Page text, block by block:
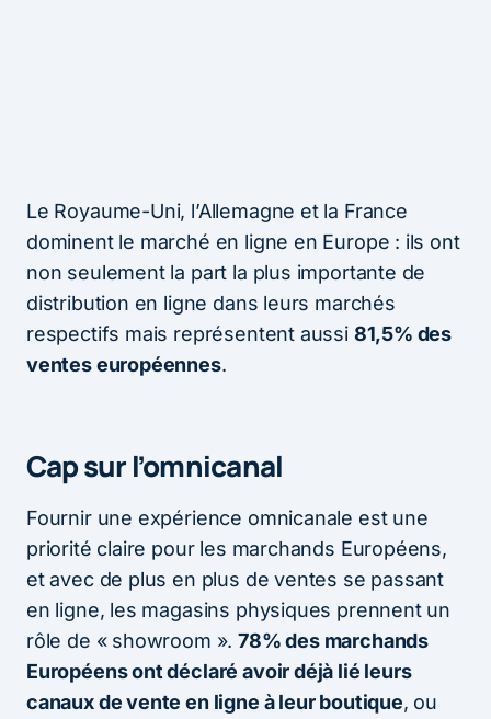
Le Royaume-Uni, l’Allemagne et la France
dominent le marché en ligne en Europe : ils ont
non seulement la part la plus importante de
distribution en ligne dans leurs marchés
respectifs mais représentent aussi 81,5% des
ventes européennes.
Cap sur l’omnicanal
Fournir une expérience omnicanale est une
priorité claire pour les marchands Européens,
et avec de plus en plus de ventes se passant
en ligne, les magasins physiques prennent un
rôle de « showroom ».78% des marchands
Européens ont déclaré avoir déjà lié leurs
canaux de vente en ligne à leur boutique, ou